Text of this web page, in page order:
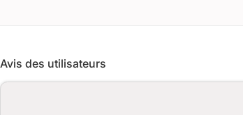
Avis des utilisateurs